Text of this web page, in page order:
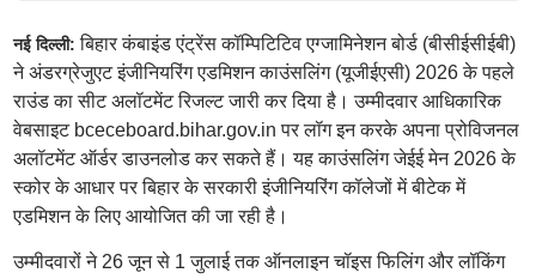
नई दिल्ली:बिहार कंबाइंड एंट्रेंस कॉम्पिटिटिव एग्जामिनेशन बोर्ड (बीसीईसीईबी)
ने अंडरग्रेजुएट इंजीनियरिंग एडमिशन काउंसलिंग (यूजीईएसी) 2026 के पहले
राउंड का सीट अलॉटमेंट रिजल्ट जारी कर दिया है। उम्मीदवार आधिकारिक
वेबसाइट bceceboard.bihar.gov.in पर लॉग इन करके अपना प्रोविजनल
अलॉटमेंट ऑर्डर डाउनलोड कर सकते हैं। यह काउंसलिंग जेईई मेन 2026 के
स्कोर के आधार पर बिहार के सरकारी इंजीनियरिंग कॉलेजों में बीटेक में
एडमिशन के लिए आयोजित की जा रही है।
उम्मीदवारों ने 26 जून से 1 जुलाई तक ऑनलाइन चॉइस फिलिंग और लॉकिंग